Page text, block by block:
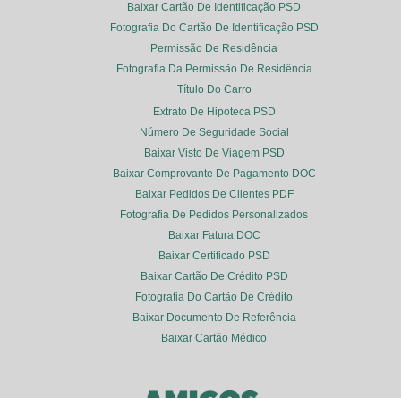
Baixar Cartão De Identificação PSD
Fotografia Do Cartão De Identificação PSD
Permissão De Residência
Fotografia Da Permissão De Residência
Título Do Carro
Extrato De Hipoteca PSD
Número De Seguridade Social
Baixar Visto De Viagem PSD
Baixar Comprovante De Pagamento DOC
Baixar Pedidos De Clientes PDF
Fotografia De Pedidos Personalizados
Baixar Fatura DOC
Baixar Certificado PSD
Baixar Cartão De Crédito PSD
Fotografia Do Cartão De Crédito
Baixar Documento De Referência
Baixar Cartão Médico